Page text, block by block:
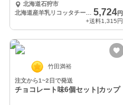
北海道石狩市
5,724円
+送料1,315円
竹田満裕
注文から1~2日で発送
チョコレート味6個セット|カップ